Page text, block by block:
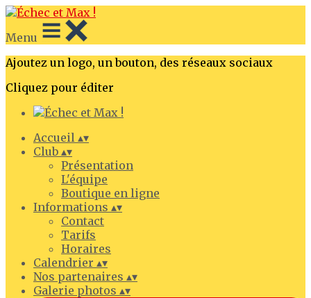
Menu
Ajoutez un logo, un bouton, des réseaux sociaux
Cliquez pour éditer
Accueil ▴▾
Club ▴▾
Présentation
L'équipe
Boutique en ligne
Informations ▴▾
Contact
Tarifs
Horaires
Calendrier ▴▾
Nos partenaires ▴▾
Galerie photos ▴▾